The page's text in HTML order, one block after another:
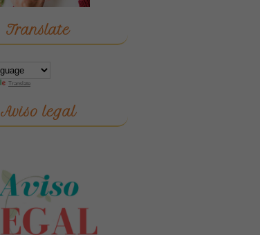
Translate
Translate
Aviso legal